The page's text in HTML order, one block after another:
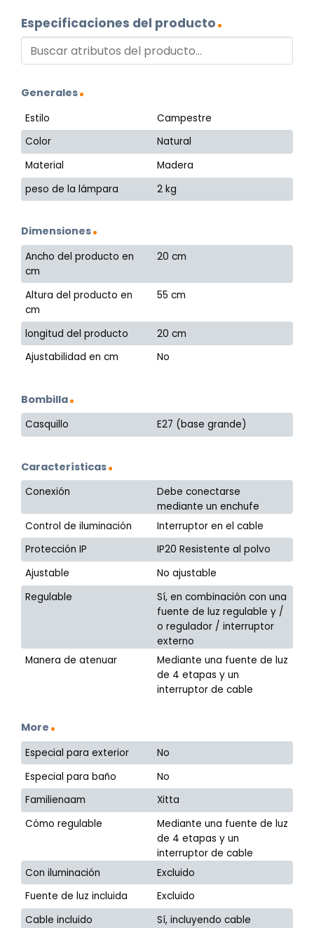
Especificaciones del producto
Generales
Estilo
Campestre
Color
Natural
Material
Madera
peso de la lámpara
2 kg
Dimensiones
Ancho del producto en
cm
20 cm
Altura del producto en
cm
55 cm
longitud del producto
20 cm
Ajustabilidad en cm
No
Bombilla
Casquillo E27 (base grande)
Características
Conexión
Debe conectarse
mediante un enchufe
Control de iluminación
Interruptor en el cable
Protección IP
IP20 Resistente al polvo
Ajustable
No ajustable
Regulable
Sí, en combinación con una
fuente de luz regulable y /
o regulador / interruptor
externo
Manera de atenuar
Mediante una fuente de luz
de 4 etapas y un
interruptor de cable
More
Especial para exterior
No
Especial para baño
No
Familienaam
Xitta
Cómo regulable
Mediante una fuente de luz
de 4 etapas y un
interruptor de cable
Con iluminación
Excluido
Fuente de luz incluida
Excluido
Cable incluido
Sí, incluyendo cable